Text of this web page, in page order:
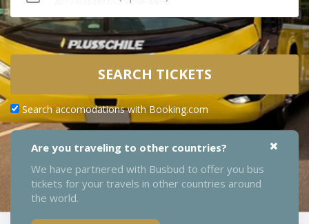
SEARCH TICKETS
Search accomodations with Booking.com
Are you traveling to other countries?
We have partnered with Busbud to offer you bus
tickets for your travels in other countries around
the world.